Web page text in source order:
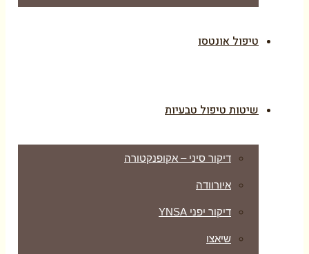
טיפול אונטסו
שיטות טיפול טבעיות
דיקור סיני – אקופנקטורה
איורוודה
דיקור יפני YNSA
שיאצו